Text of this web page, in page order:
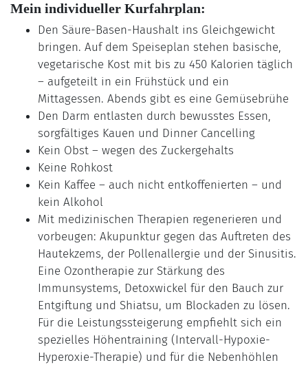
Mein individueller Kurfahrplan:
Den Säure-Basen-Haushalt ins Gleichgewicht
bringen. Auf dem Speiseplan stehen basische,
vegetarische Kost mit bis zu 450 Kalorien täglich
– aufgeteilt in ein Frühstück und ein
Mittagessen. Abends gibt es eine Gemüsebrühe
Den Darm entlasten durch bewusstes Essen,
sorgfältiges Kauen und Dinner Cancelling
Kein Obst – wegen des Zuckergehalts
Keine Rohkost
Kein Kaffee – auch nicht entkoffenierten – und
kein Alkohol
Mit medizinischen Therapien regenerieren und
vorbeugen: Akupunktur gegen das Auftreten des
Hautekzems, der Pollenallergie und der Sinusitis.
Eine Ozontherapie zur Stärkung des
Immunsystems, Detoxwickel für den Bauch zur
Entgiftung und Shiatsu, um Blockaden zu lösen.
Für die Leistungssteigerung empfiehlt sich ein
spezielles Höhentraining (Intervall-Hypoxie-
Hyperoxie-Therapie) und für die Nebenhöhlen